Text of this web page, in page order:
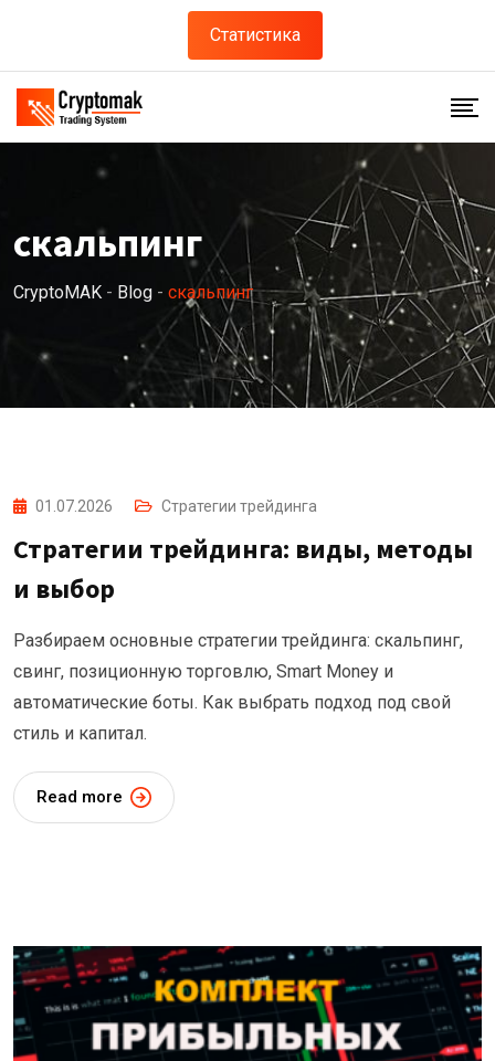
content
Статистика
скальпинг
CryptoMAK - Blog - скальпинг
01.07.2026 Стратегии трейдинга
Стратегии трейдинга: виды, методы
и выбор
Разбираем основные стратегии трейдинга: скальпинг,
свинг, позиционную торговлю, Smart Money и
автоматические боты. Как выбрать подход под свой
стиль и капитал.
Read more